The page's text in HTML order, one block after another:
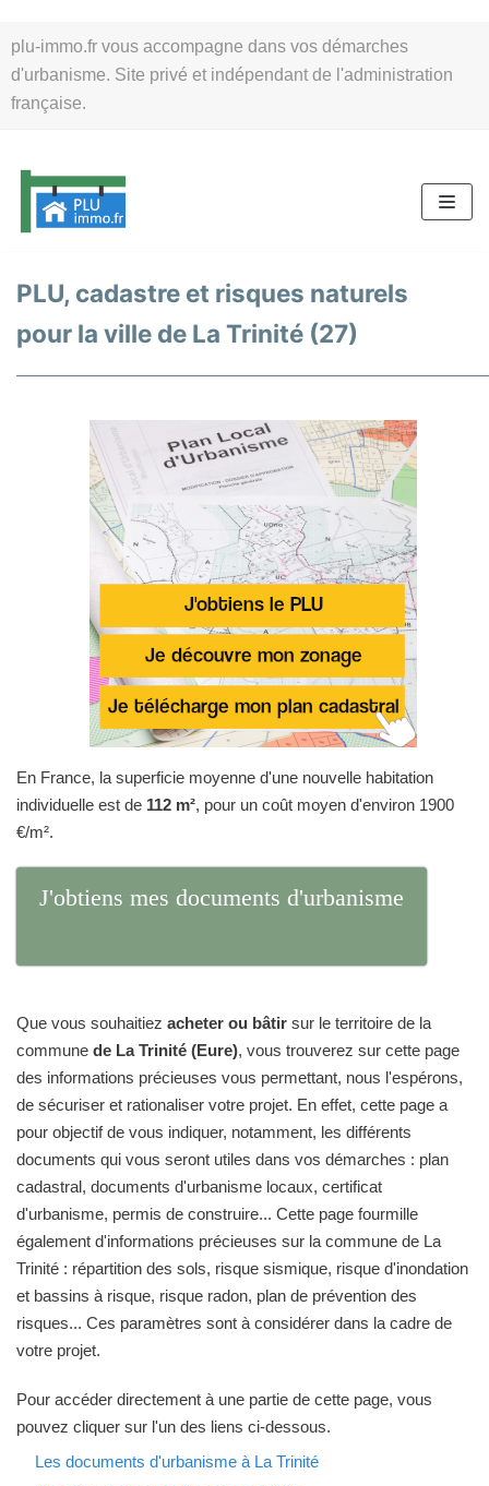
plu-immo.fr vous accompagne dans vos démarches
d'urbanisme. Site privé et indépendant de l'administration
française.
au
contenu
PLU, cadastre et risques naturels
pour la ville de La Trinité (27)
En France, la superficie moyenne d'une nouvelle habitation
individuelle est de 112 m², pour un coût moyen d'environ 1900
€/m².
J'obtiens mes documents d'urbanisme
Que vous souhaitiez acheter ou bâtir sur le territoire de la
commune de La Trinité (Eure), vous trouverez sur cette page
des informations précieuses vous permettant, nous l'espérons,
de sécuriser et rationaliser votre projet. En effet, cette page a
pour objectif de vous indiquer, notamment, les différents
documents qui vous seront utiles dans vos démarches : plan
cadastral, documents d'urbanisme locaux, certificat
d'urbanisme, permis de construire... Cette page fourmille
également d'informations précieuses sur la commune de La
Trinité : répartition des sols, risque sismique, risque d'inondation
et bassins à risque, risque radon, plan de prévention des
risques... Ces paramètres sont à considérer dans la cadre de
votre projet.
Pour accéder directement à une partie de cette page, vous
pouvez cliquer sur l'un des liens ci-dessous.
Les documents d'urbanisme à La Trinité